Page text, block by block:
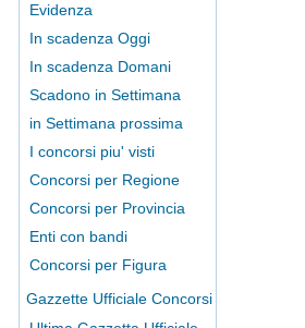
Evidenza
In scadenza Oggi
In scadenza Domani
Scadono in Settimana
in Settimana prossima
I concorsi piu' visti
Concorsi per Regione
Concorsi per Provincia
Enti con bandi
Concorsi per Figura
Gazzette Ufficiale Concorsi